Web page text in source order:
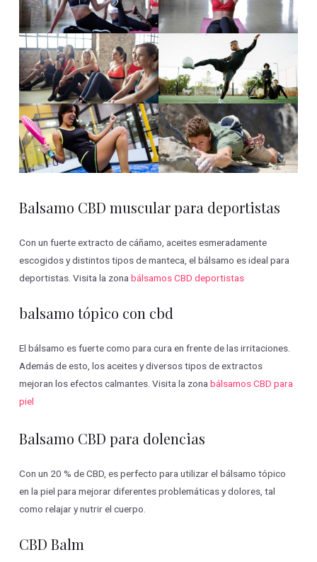
Balsamo CBD muscular para deportistas
Con un fuerte extracto de cáñamo, aceites esmeradamente
escogidos y distintos tipos de manteca, el bálsamo es ideal para
deportistas. Visita la zonabálsamos CBD deportistas
balsamo tópico con cbd
El bálsamo es fuerte como para cura en frente de las irritaciones.
Además de esto, los aceites y diversos tipos de extractos
mejoran los efectos calmantes. Visita la zonabálsamos CBD para
piel
Balsamo CBD para dolencias
Con un 20 % de CBD, es perfecto para utilizar el bálsamo tópico
en la piel para mejorar diferentes problemáticas y dolores, tal
como relajar y nutrir el cuerpo.
CBD Balm